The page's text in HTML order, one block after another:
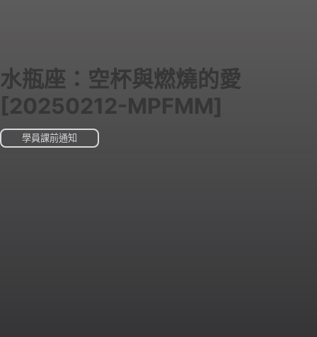
水瓶座：空杯與燃燒的愛
[20250212-MPFMM]
學員課前通知